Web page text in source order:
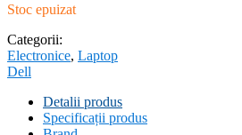
Stoc epuizat
Categorii:
Electronice, Laptop
Dell
Detalii produs
Specificații produs